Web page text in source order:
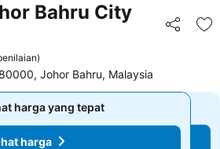
Bahru City
Kongsi
)
Johor Bahru, Malaysia
harga yang tepat
Lihat harga
harga yang tepat
harga